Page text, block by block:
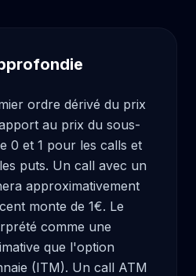
ordre dérivé du prix
au prix du sous-
0 et 1 pour les calls et
puts. Un call avec un
approximativement
monte de 1€. Le
comme une
que l'option
(ITM). Un call ATM